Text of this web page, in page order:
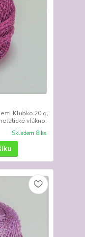
Klubko 20 g,
vlákno.
Skladem 8 ks